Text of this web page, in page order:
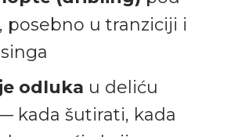
posebno u tranziciji i
odluka u deliću
kada šutirati, kada